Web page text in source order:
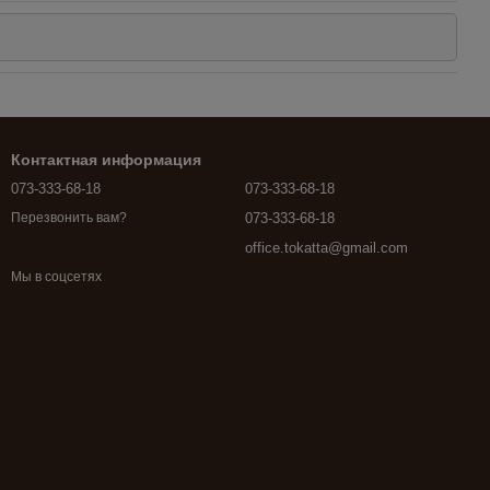
Контактная информация
073-333-68-18
Перезвонить вам?
073-333-68-18
073-333-68-18
office.tokatta@gmail.com
Мы в соцсетях